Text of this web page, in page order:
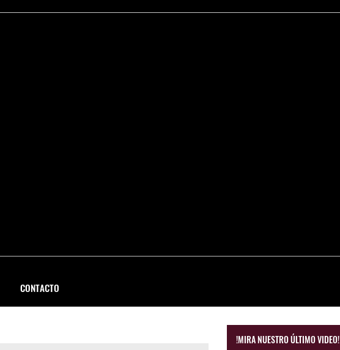
CONTACTO
!MIRA NUESTRO ÚLTIMO VIDEO!